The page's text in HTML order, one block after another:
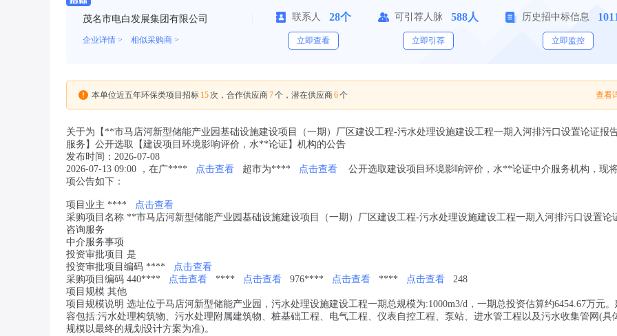
茂名市电白发展集团有限公司
企业详情 > 相似采购商 >
联系人 28个
立即查看
可引荐人脉 588人
立即引荐
历史招中标信息
立即监控
本单位近五年环保类项目招标 15 次，合作供应商7个，潜在供应商6个 查看
关于为【**市马店河新型储能产业园基础设施建设项目（一期）厂区建设工程-污水处理设施建设工程一期入河排污口设置论证报
服务】公开选取【建设项目环境影响评价，水**论证】机构的公告
发布时间：2026-07-08
2026-07-13 09:00 ，在广****
点击查看 超市为**** 点击查看
公开选取建设项目环境影响评价，水**论证中介服务机构，现
项公告如下：
项目业主 ****
点击查看
采购项目名称 **市马店河新型储能产业园基础设施建设项目（一期）厂区建设工程-污水处理设施建设工程一期入河排污口设置论
咨询服务
中介服务事项
投资审批项目 是
投资审批项目编码 ****
点击查看
采购项目编码 440****
点击查看 **** 点击查看 976**** 点击查看 **** 点击查看
248
项目规模 其他
项目规模说明 选址位于马店河新型储能产业园，污水处理设施建设工程一期总规模为:1000m3/d，一期总投资估算约6454.67万元
容包括:污水处理构筑物、污水处理附属建筑物、桩基础工程、电气工程、仪表自控工程、泵站、进水管工程以及污水收集管网(具
规模以最终的规划设计方案为准)。